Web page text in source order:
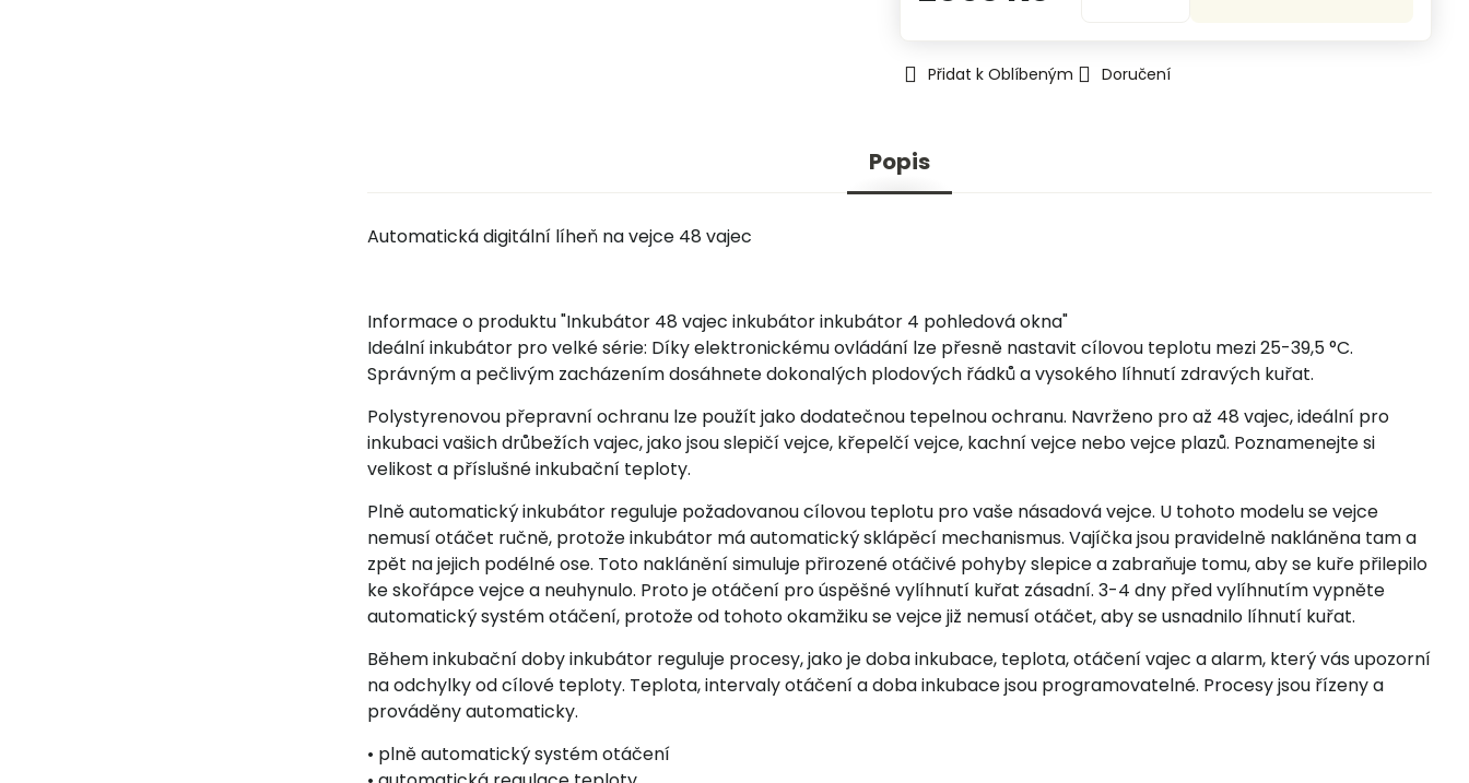
Přidat k Oblíbeným Doručení
Popis
Automatická digitální líheň na vejce 48 vajec
Informace o produktu "Inkubátor 48 vajec inkubátor inkubátor 4 pohledová okna"
Ideální inkubátor pro velké série: Díky elektronickému ovládání lze přesně nastavit cílovou teplotu mezi 25-39,5 °C.
Správným a pečlivým zacházením dosáhnete dokonalých plodových řádků a vysokého líhnutí zdravých kuřat.
Polystyrenovou přepravní ochranu lze použít jako dodatečnou tepelnou ochranu. Navrženo pro až 48 vajec, ideální pro
inkubaci vašich drůbežích vajec, jako jsou slepičí vejce, křepelčí vejce, kachní vejce nebo vejce plazů. Poznamenejte si
velikost a příslušné inkubační teploty.
Plně automatický inkubátor reguluje požadovanou cílovou teplotu pro vaše násadová vejce. U tohoto modelu se vejce
nemusí otáčet ručně, protože inkubátor má automatický sklápěcí mechanismus. Vajíčka jsou pravidelně nakláněna tam a
zpět na jejich podélné ose. Toto naklánění simuluje přirozené otáčivé pohyby slepice a zabraňuje tomu, aby se kuře přilepilo
ke skořápce vejce a neuhynulo. Proto je otáčení pro úspěšné vylíhnutí kuřat zásadní. 3-4 dny před vylíhnutím vypněte
automatický systém otáčení, protože od tohoto okamžiku se vejce již nemusí otáčet, aby se usnadnilo líhnutí kuřat.
Během inkubační doby inkubátor reguluje procesy, jako je doba inkubace, teplota, otáčení vajec a alarm, který vás upozorní
na odchylky od cílové teploty. Teplota, intervaly otáčení a doba inkubace jsou programovatelné. Procesy jsou řízeny a
prováděny automaticky.
• plně automatický systém otáčení